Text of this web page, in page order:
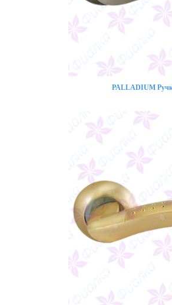
PALLADIUM